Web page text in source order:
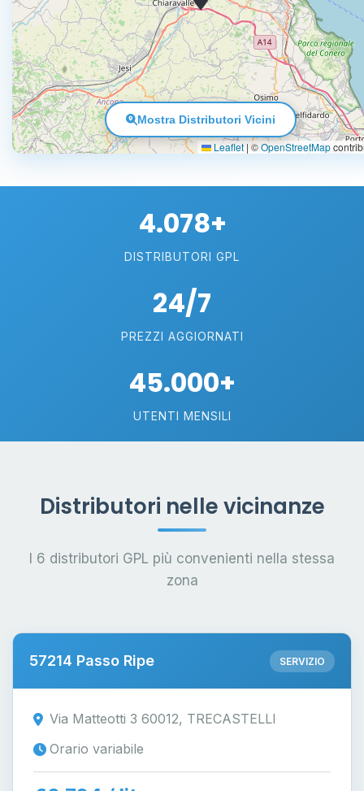
Leaflet |©OpenStreetMap
Mostra Distributori Vicini
4.078+
DISTRIBUTORI GPL
24/7
PREZZI AGGIORNATI
45.000+
UTENTI MENSILI
Distributori nelle vicinanze
I 6 distributori GPL più convenienti nella stessa
zona
57214 Passo Ripe SERVIZIO
Via Matteotti 3 60012, TRECASTELLI
Orario variabile